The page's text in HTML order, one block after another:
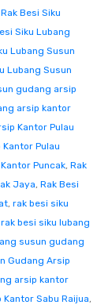
Rak Besi Siku
Siku Lubang
Lubang Susun
Lubang Susun
gudang arsip
arsip kantor
Kantor Pulau
Pulau
Puncak, Rak
Jaya, Rak Besi
, rak besi siku
rak besi siku lubang
susun gudang
Gudang Arsip
arsip kantor
Sabu Raijua,